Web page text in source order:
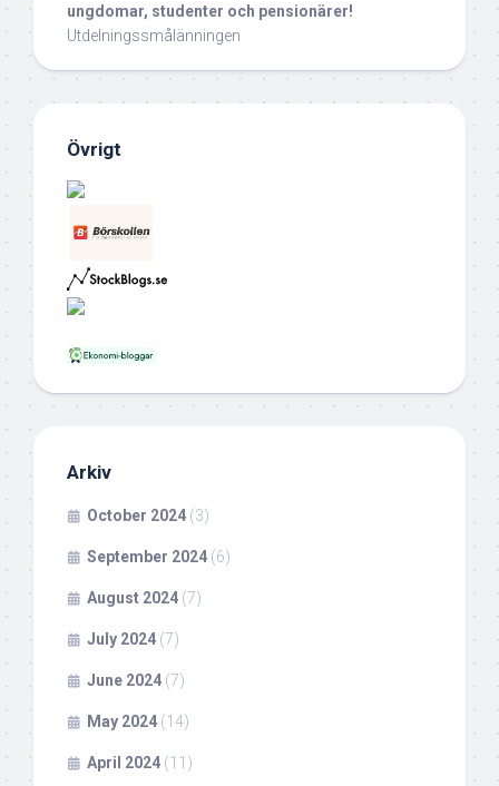
ungdomar, studenter och pensionärer!
Utdelningssmålänningen
Övrigt
Arkiv
October 2024 (3)
September 2024 (6)
August 2024 (7)
July 2024 (7)
June 2024 (7)
May 2024 (14)
April 2024 (11)